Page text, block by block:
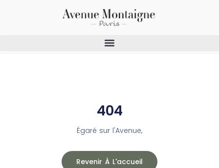
404
Égaré sur l'Avenue,
Revenir À L'accueil